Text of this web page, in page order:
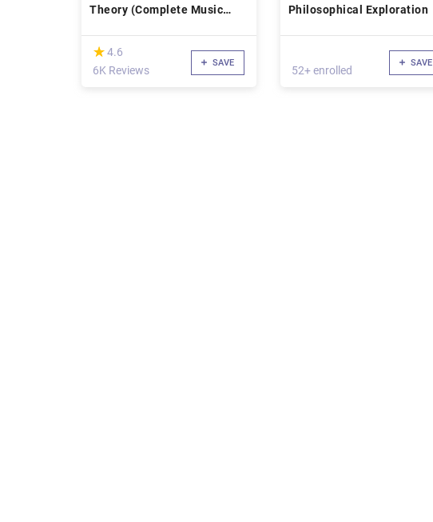
Theory (Complete Music
(*)
★
★4.6
6K Reviews
SAVE
Philosophical Exploration
52+ enrolled
SAVE